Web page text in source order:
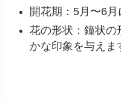
開花期：5月〜6月
花の形状：鐘状の
かな印象を与えま